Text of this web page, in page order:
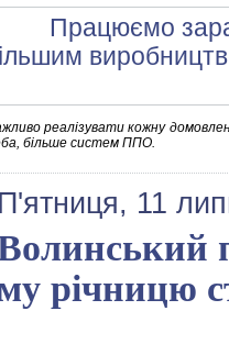
реалізувати кожну
більше систем ППО.
П'ятниця, 11
річницю